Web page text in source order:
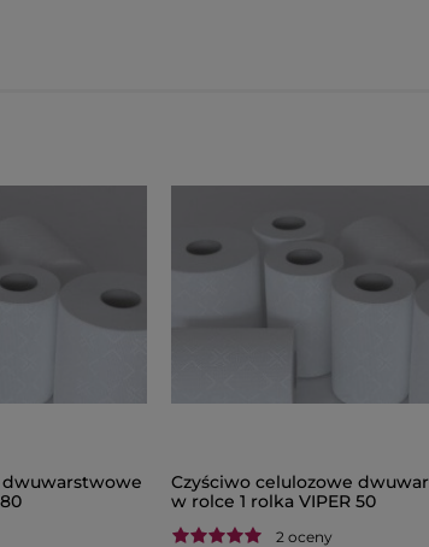
dwuwarstwowe
Czyściwo celulozowe
w rolce 1 rolka VIPER 50
2 oceny